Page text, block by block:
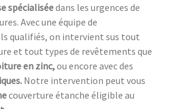
spécialiséedans les urgences de
Avec une équipe de
qualifiés, on intervient sus tout
et tout types de revêtements que
en zinc,ou encore avec des
Notre intervention peut vous
couverture étanche éligible au